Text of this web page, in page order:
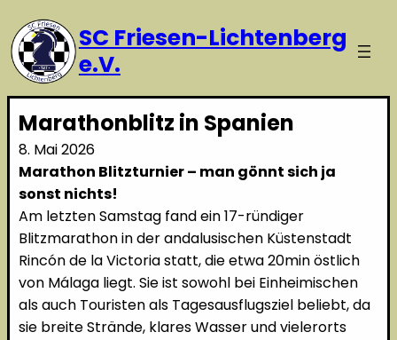
SC Friesen-Lichtenberg
e.V.
Marathonblitz in Spanien
8. Mai 2026
Marathon Blitzturnier – man gönnt sich ja
sonst nichts!
Am letzten Samstag fand ein 17-ründiger
Blitzmarathon in der andalusischen Küstenstadt
Rincón de la Victoria statt, die etwa 20min östlich
von Málaga liegt. Sie ist sowohl bei Einheimischen
als auch Touristen als Tagesausflugsziel beliebt, da
sie breite Strände, klares Wasser und vielerorts